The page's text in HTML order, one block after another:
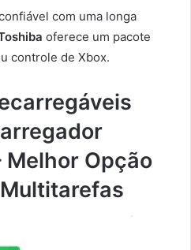
com uma longa
oferece um pacote
controle de Xbox.
Melhor Opção